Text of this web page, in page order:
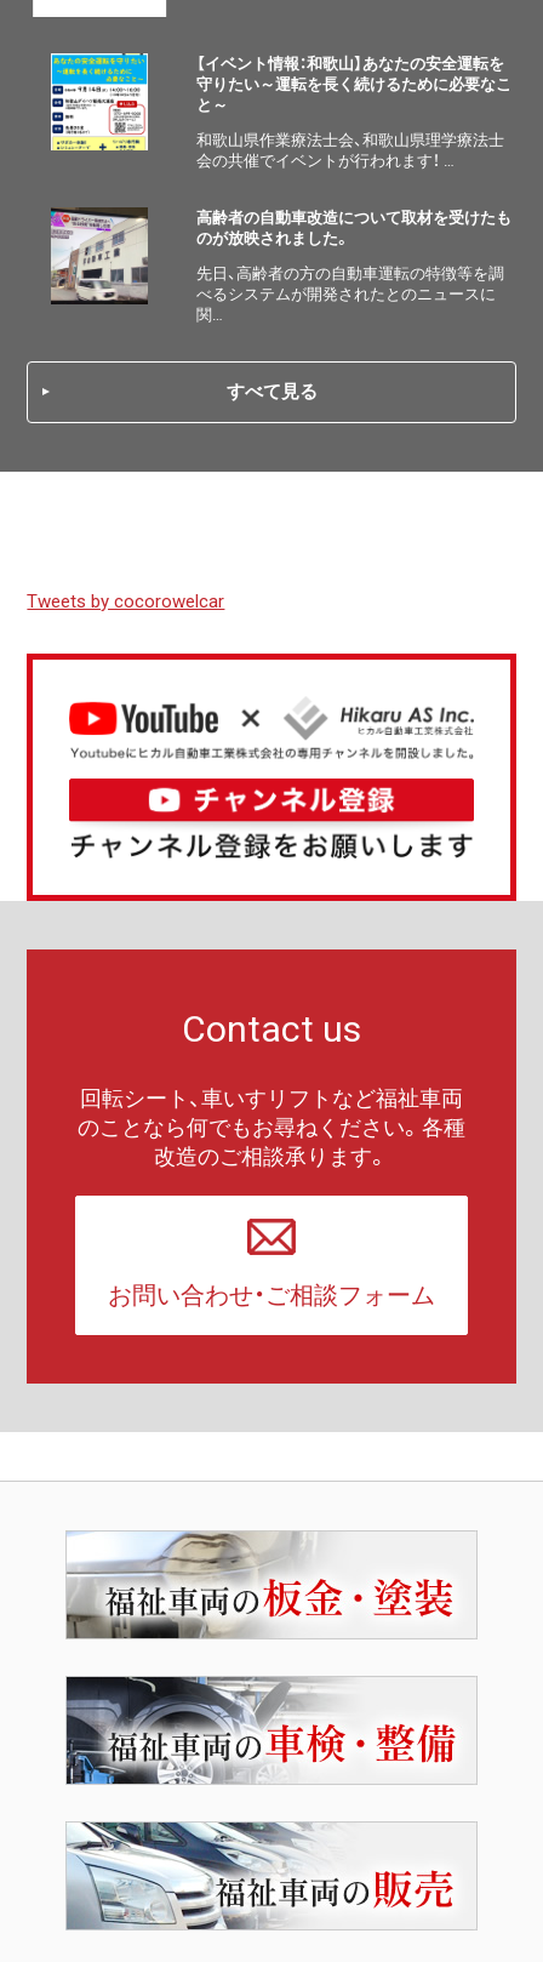
【イベント情報：和歌山】あなたの安全運転を
守りたい～運転を長く続けるために必要なこ
と～
和歌山県作業療法士会、和歌山県理学療法士
会の共催でイベントが行われます！ …
高齢者の自動車改造について取材を受けたも
のが放映されました。
先日、高齢者の方の自動車運転の特徴等を調
べるシステムが開発されたとのニュースに
関…
すべて見る
Tweets by cocorowelcar
Contact us
回転シート、車いすリフトなど福祉車両
のことなら何でもお尋ねください。各種
改造のご相談承ります。
お問い合わせ・ご相談フォーム